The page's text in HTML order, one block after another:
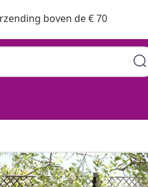
boven de € 70